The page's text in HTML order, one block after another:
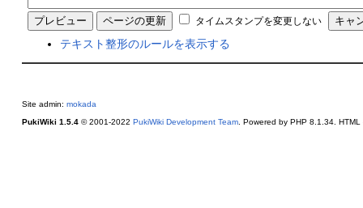
タイムスタンプを変更しない
テキスト整形のルールを表示する
Site admin: mokada
PukiWiki 1.5.4© 2001-2022 PukiWiki Development Team. Powered by PHP 8.1.34. HTML